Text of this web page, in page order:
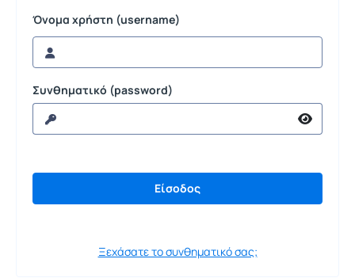
Όνομα χρήστη (username)
Συνθηματικό (password)
Ξεχάσατε το συνθηματικό σας;